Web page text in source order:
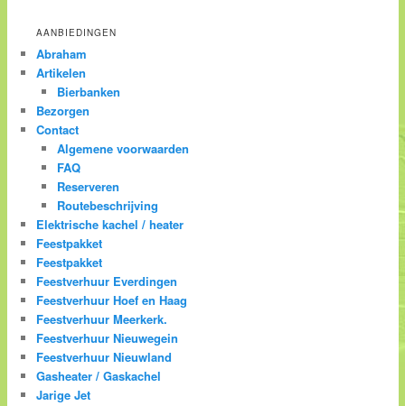
AANBIEDINGEN
Abraham
Artikelen
Bierbanken
Bezorgen
Contact
Algemene voorwaarden
FAQ
Reserveren
Routebeschrijving
Elektrische kachel / heater
Feestpakket
Feestpakket
Feestverhuur Everdingen
Feestverhuur Hoef en Haag
Feestverhuur Meerkerk.
Feestverhuur Nieuwegein
Feestverhuur Nieuwland
Gasheater / Gaskachel
Jarige Jet